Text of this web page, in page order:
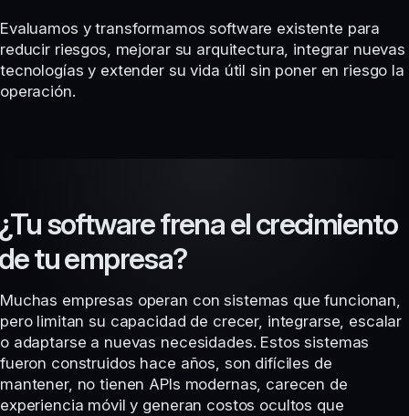
Evaluamos y transformamos software existente para
reducir riesgos, mejorar su arquitectura, integrar nuevas
tecnologías y extender su vida útil sin poner en riesgo la
operación.
software frena el crecimiento
tu empresa?
Muchas empresas operan con sistemas que funcionan,
pero limitan su capacidad de crecer, integrarse, escalar
o adaptarse a nuevas necesidades. Estos sistemas
fueron construidos hace años, son difíciles de
mantener, no tienen APIs modernas, carecen de
experiencia móvil y generan costos ocultos que